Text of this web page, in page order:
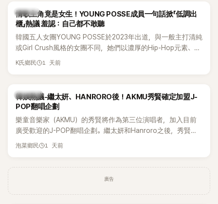
K-POP
情歌主角竟是女生！YOUNG POSSE成員一句話掀「低調出
櫃」熱議 羞認：自己都不敢聽
韓國五人女團YOUNG POSSE於2023年出道，與一般主打清純
或Girl Crush風格的女團不同，她們以濃厚的Hip-Hop元素、自
創Rap及成員親自參與創作為特色，MV也融入美式街頭、塗
為第五代女團中極具辨識度的新生代代表之一。
K氏鄉民 1 天前
熱議討論
韓娛熱議-繼太妍、HANRORO後！AKMU秀賢確定加盟J-
POP翻唱企劃
樂童音樂家（AKMU）的秀賢將作為第三位演唱者，加入目前
廣受歡迎的J-POP翻唱企劃。繼太妍和Hanroro之後，秀賢已
獲選為第三首翻唱歌曲的主唱，並於近期完成錄音。
泡菜鄉民 1 天前
廣告